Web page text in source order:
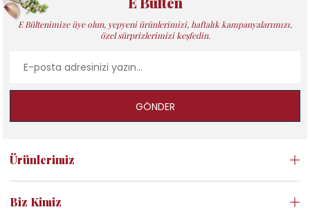
E Bültenimize üye olun, yepyeni ürünlerimizi, haftalık kampanyalarımızı,
özel sürprizlerimizi keşfedin.
GÖNDER
Ürünlerimiz
Biz Kimiz